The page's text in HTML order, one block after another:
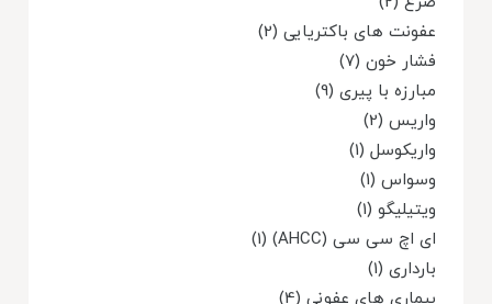
عفونت های باکتریایی (2)
فشار خون (7)
مبارزه با پیری (9)
واریس (2)
واریکوسل (1)
وسواس (1)
ویتیلیگو (1)
ای اچ سی سی (AHCC) (1)
بارداری (1)
بیماری های عفونی (4)